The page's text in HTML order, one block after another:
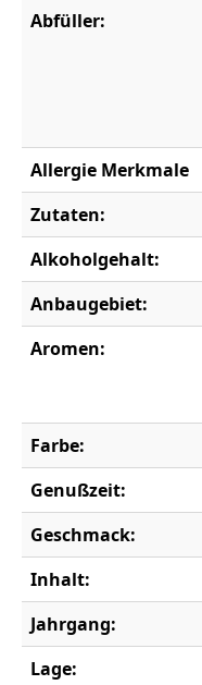
Abfüller:
Allergie Merkmale
Zutaten:
Alkoholgehalt:
Anbaugebiet:
Aromen:
Farbe:
Genußzeit:
Geschmack:
Inhalt:
Jahrgang:
Lage: